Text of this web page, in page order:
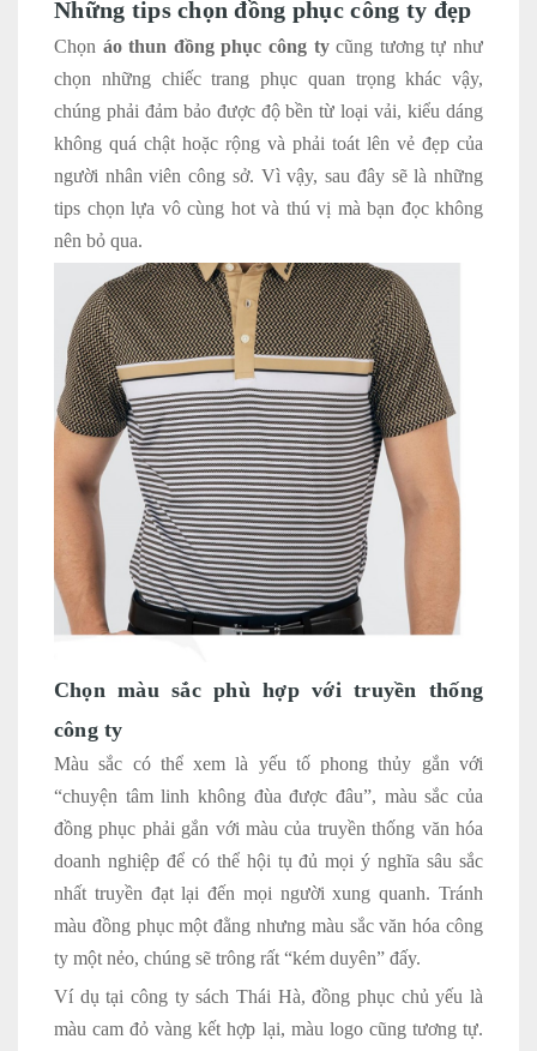
Những tips chọn đồng phục công ty đẹp
Chọn áo thun đồng phục công tycũng tương tự như
chọn những chiếc trang phục quan trọng khác vậy,
chúng phải đảm bảo được độ bền từ loại vải, kiểu dáng
không quá chật hoặc rộng và phải toát lên vẻ đẹp của
người nhân viên công sở. Vì vậy, sau đây sẽ là những
tips chọn lựa vô cùng hot và thú vị mà bạn đọc không
nên bỏ qua.
Chọn màu sắc phù hợp với truyền thống
công ty
Màu sắc có thể xem là yếu tố phong thủy gắn với
“chuyện tâm linh không đùa được đâu”, màu sắc của
đồng phục phải gắn với màu của truyền thống văn hóa
doanh nghiệp để có thể hội tụ đủ mọi ý nghĩa sâu sắc
nhất truyền đạt lại đến mọi người xung quanh. Tránh
màu đồng phục một đằng nhưng màu sắc văn hóa công
ty một nẻo, chúng sẽ trông rất “kém duyên” đấy.
Ví dụ tại công ty sách Thái Hà, đồng phục chủ yếu là
màu cam đỏ vàng kết hợp lại, màu logo cũng tương tự.